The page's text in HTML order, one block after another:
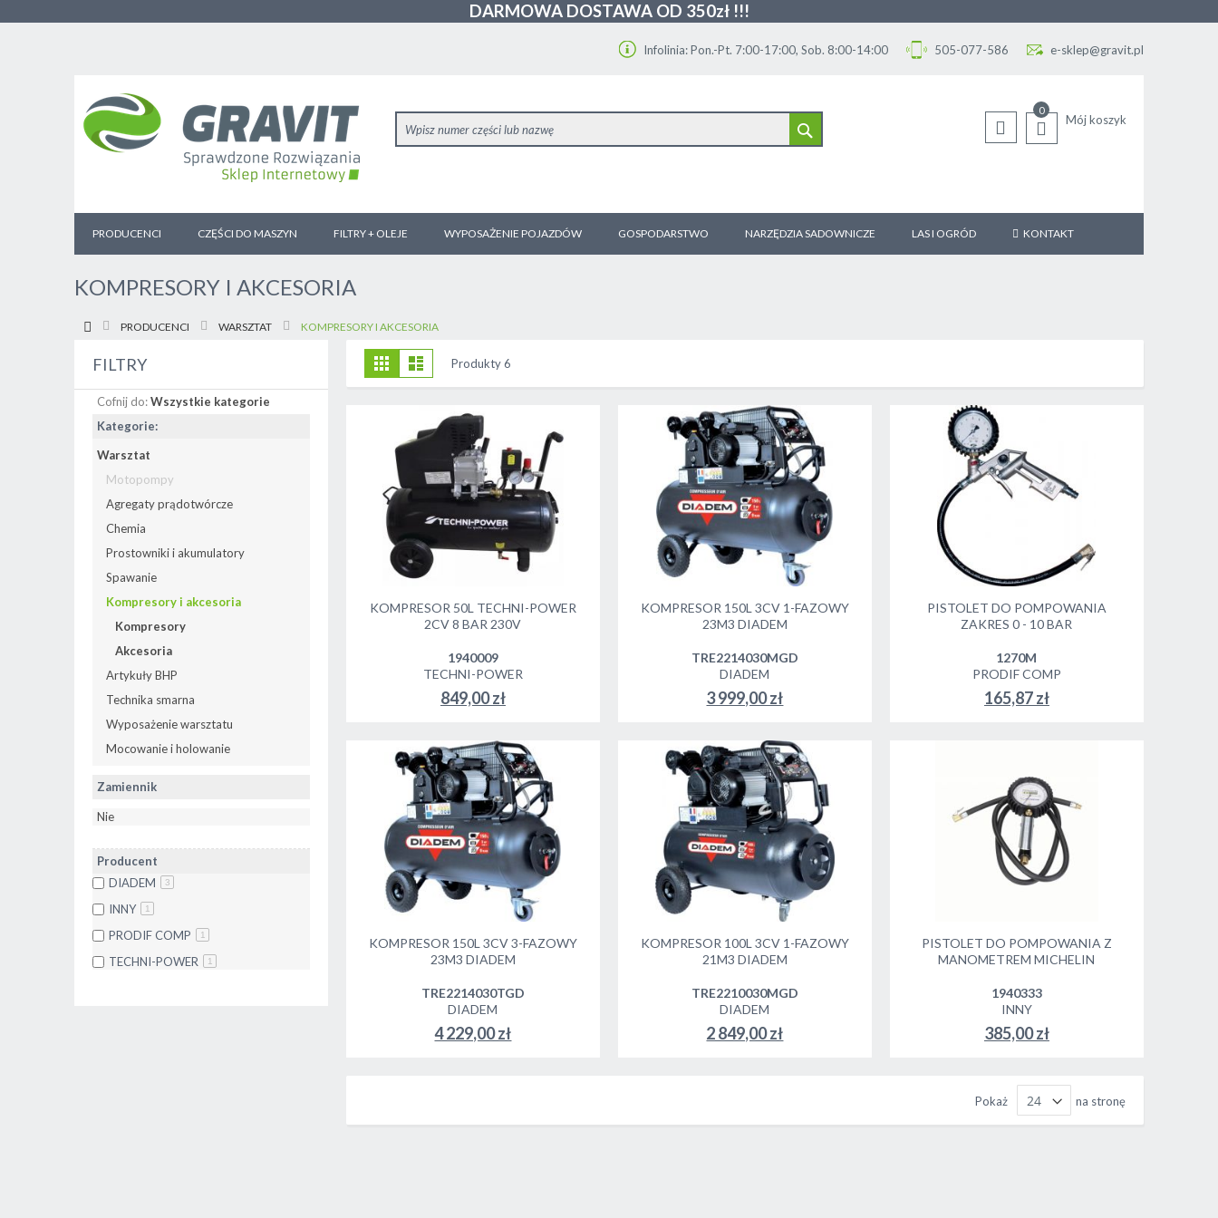
DARMOWA DOSTAWA OD 350zł !!!
Infolinia: Pon.-Pt. 7:00-17:00, Sob. 8:00-14:00 505-077-586 e-sklep@gravit.pl
Mój koszyk
0
PRODUCENCI CZĘŚCI DO MASZYN FILTRY + OLEJE WYPOSAŻENIE POJAZDÓW GOSPODARSTWO NARZĘDZIA SADOWNICZE LAS I OGRÓD KONTAKT
KOMPRESORY I AKCESORIA
PRODUCENCI WARSZTAT KOMPRESORY I AKCESORIA
Zobacz
jako
SiatkaLista Produkty6
KOMPRESOR 50L TECHNI-POWER
2CV 8 BAR 230V
1940009
TECHNI-POWER
849,00 zł
KOMPRESOR 150L 3CV 1-FAZOWY
23M3 DIADEM
TRE2214030MGD
DIADEM
3 999,00 zł
PISTOLET DO POMPOWANIA
ZAKRES 0 - 10 BAR
1270M
PRODIF COMP
165,87 zł
KOMPRESOR 150L 3CV 3-FAZOWY
23M3 DIADEM
TRE2214030TGD
DIADEM
4 229,00 zł
KOMPRESOR 100L 3CV 1-FAZOWY
21M3 DIADEM
TRE2210030MGD
DIADEM
2 849,00 zł
PISTOLET DO POMPOWANIA Z
MANOMETREM MICHELIN
1940333
INNY
385,00 zł
Pokaż na stronę
FILTRY
Cofnij do:Wszystkie kategorie
Kategorie:
Warsztat
Motopompy
Agregaty prądotwórcze
Chemia
Prostowniki i akumulatory
Spawanie
Kompresory i akcesoria
Kompresory
Akcesoria
Artykuły BHP
Technika smarna
Wyposażenie warsztatu
Mocowanie i holowanie
Zamiennik
Nie
Producent
DIADEM
3
INNY 1
PRODIF COMP 1
TECHNI-POWER 1